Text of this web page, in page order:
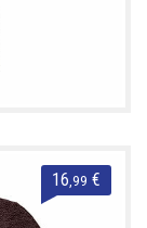
16 ,99 €